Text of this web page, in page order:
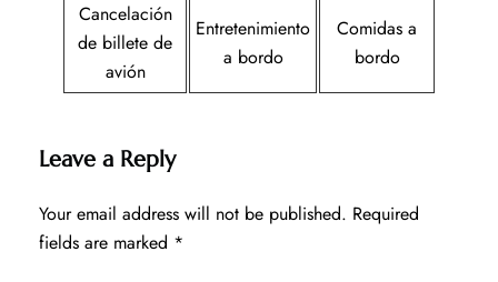
Cancelación
de billete de
avión
Entretenimiento
a bordo
Comidas a
bordo
Leave a Reply
Your email address will not be published. Required
fields are marked *